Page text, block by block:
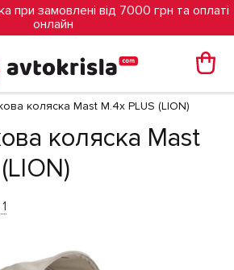
при замовлені від 7000 грн та оплаті
онлайн
коляска Mast M.4x PLUS (LION)
коляска Mast